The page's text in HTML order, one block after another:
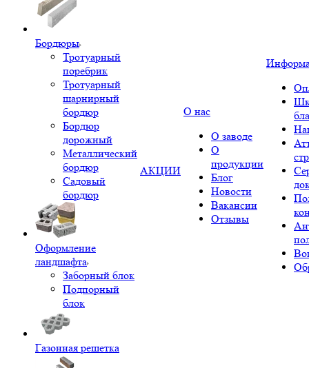
Бордюры
Тротуарный
поребрик
Тротуарный
шарнирный
бордюр
Бордюр
дорожный
Металлический
бордюр
Садовый
бордюр
Оформление
ландшафта
Заборный блок
Подпорный
блок
Газонная решетка
АКЦИИ
О нас
О заводе
О
продукции
Блог
Новости
Вакансии
Отзывы